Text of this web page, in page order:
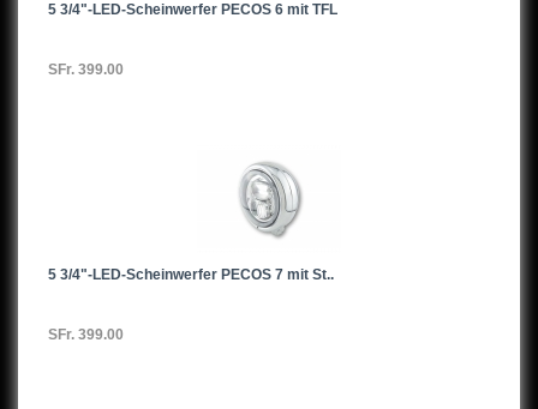
5 3/4"-LED-Scheinwerfer PECOS 6 mit TFL
SFr. 399.00
5 3/4"-LED-Scheinwerfer PECOS 7 mit St..
SFr. 399.00